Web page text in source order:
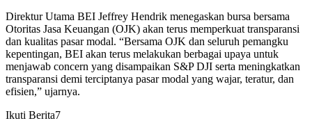
Direktur Utama BEI Jeffrey Hendrik menegaskan bursa bersama
Otoritas Jasa Keuangan (OJK) akan terus memperkuat transparansi
dan kualitas pasar modal. “Bersama OJK dan seluruh pemangku
kepentingan, BEI akan terus melakukan berbagai upaya untuk
menjawab concern yang disampaikan S&P DJI serta meningkatkan
transparansi demi terciptanya pasar modal yang wajar, teratur, dan
efisien,” ujarnya.
Ikuti Berita7